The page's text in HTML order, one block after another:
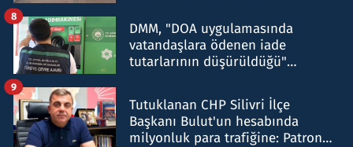
DMM, "DOA uygulamasında
vatandaşlara ödenen iade
tutarlarının düşürüldüğü"
8
Tutuklanan CHP Silivri İlçe
Başkanı Bulut'un hesabında
milyonluk para trafiğine: Patron
9